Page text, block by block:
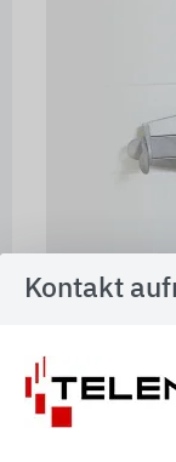
©TELENOT
Kontakt